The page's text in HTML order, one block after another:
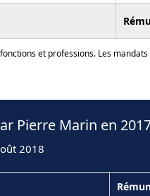
et professions. Les
Pierre Marin en
2018